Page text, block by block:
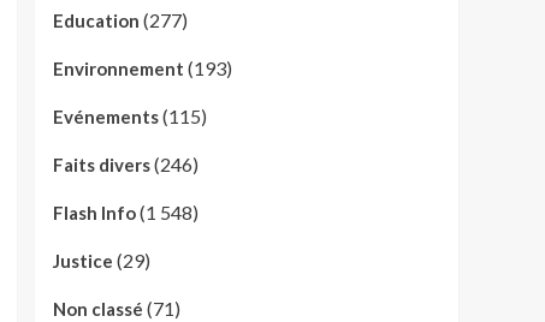
Education (277)
Environnement (193)
Evénements(115)
Faits divers(246)
Flash Info(1 548)
Justice (29)
Non classé (71)